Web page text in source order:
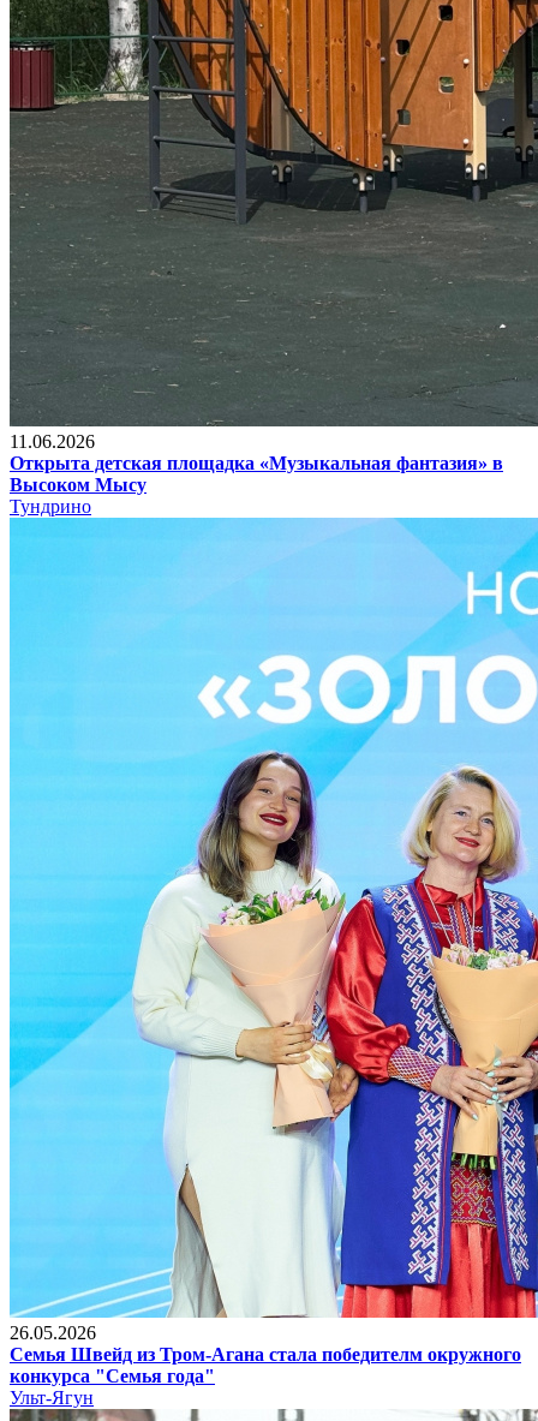
11.06.2026
Открыта детская площадка «Музыкальная фантазия» в
Высоком Мысу
Тундрино
26.05.2026
Семья Швейд из Тром-Агана стала победителм окружного
конкурса "Семья года"
Ульт-Ягун